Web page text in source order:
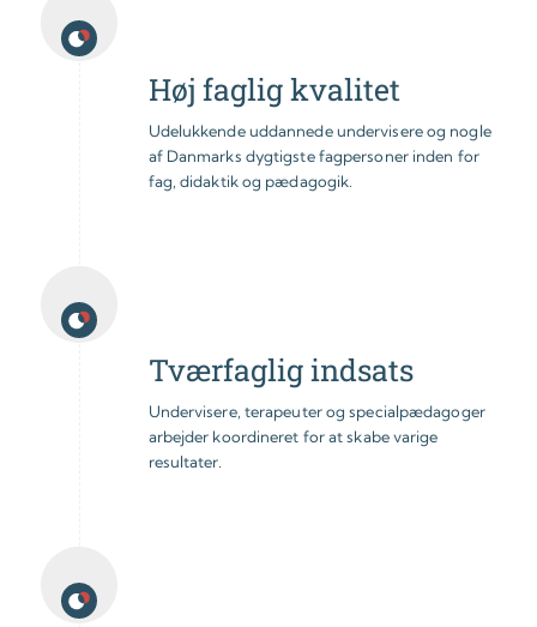
Høj faglig kvalitet
Udelukkende uddannede undervisere og nogle
af Danmarks dygtigste fagpersoner inden for
fag, didaktik og pædagogik.
Tværfaglig indsats
Undervisere, terapeuter og specialpædagoger
arbejder koordineret for at skabe varige
resultater.